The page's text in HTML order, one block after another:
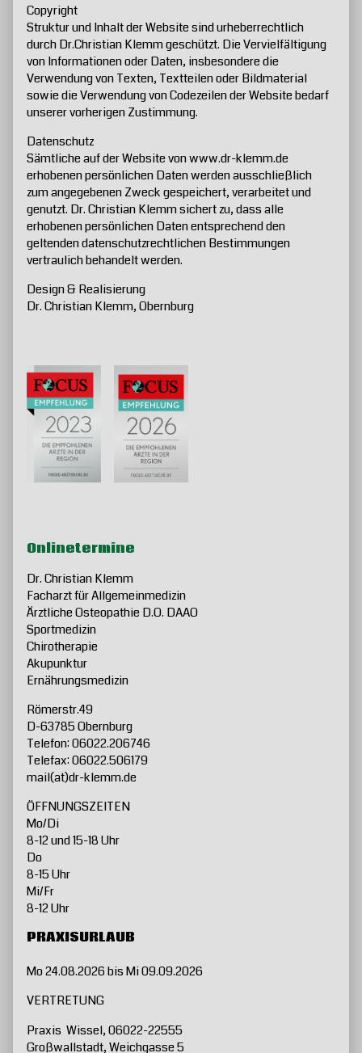
Copyright
Struktur und Inhalt der Website sind urheberrechtlich
durch Dr.Christian Klemm geschützt. Die Vervielfältigung
von Informationen oder Daten, insbesondere die
Verwendung von Texten, Textteilen oder Bildmaterial
sowie die Verwendung von Codezeilen der Website bedarf
unserer vorherigen Zustimmung.
Datenschutz
Sämtliche auf der Website von www.dr-klemm.de
erhobenen persönlichen Daten werden ausschließlich
zum angegebenen Zweck gespeichert, verarbeitet und
genutzt. Dr. Christian Klemm sichert zu, dass alle
erhobenen persönlichen Daten entsprechend den
geltenden datenschutzrechtlichen Bestimmungen
vertraulich behandelt werden.
Design & Realisierung
Dr. Christian Klemm, Obernburg
Footer
Primary
Sidebar
Onlinetermine
Dr. Christian Klemm
Facharzt für Allgemeinmedizin
Ärztliche Osteopathie D.O. DAAO
Sportmedizin
Chirotherapie
Akupunktur
Ernährungsmedizin
Römerstr.49
D-63785 Obernburg
Telefon: 06022.206746
Telefax: 06022.506179
mail(at)dr-klemm.de
ÖFFNUNGSZEITEN
Mo/Di
8-12 und 15-18 Uhr
Do
8-15 Uhr
Mi/Fr
8-12 Uhr
PRAXISURLAUB
Mo 24.08.2026 bis Mi 09.09.2026
VERTRETUNG
Praxis Wissel, 06022-22555
Großwallstadt, Weichgasse 5